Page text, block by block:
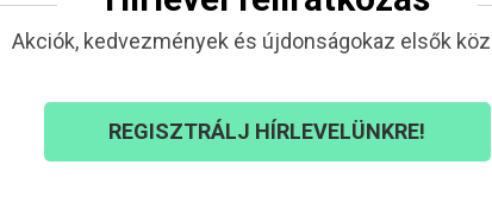
Akciók, kedvezmények és újdonságokaz elsők
REGISZTRÁLJ HÍRLEVELÜNKRE!